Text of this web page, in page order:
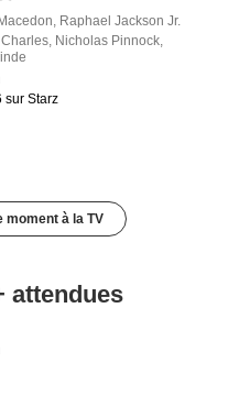
Raphael Jackson Jr.
Nicholas Pinnock
sur Starz
moment à la TV
attendues